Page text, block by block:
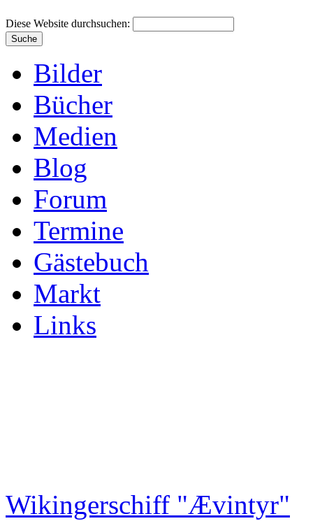
Diese Website durchsuchen:
Bilder
Bücher
Medien
Blog
Forum
Termine
Gästebuch
Markt
Links
Wikingerschiff "Ævintyr"